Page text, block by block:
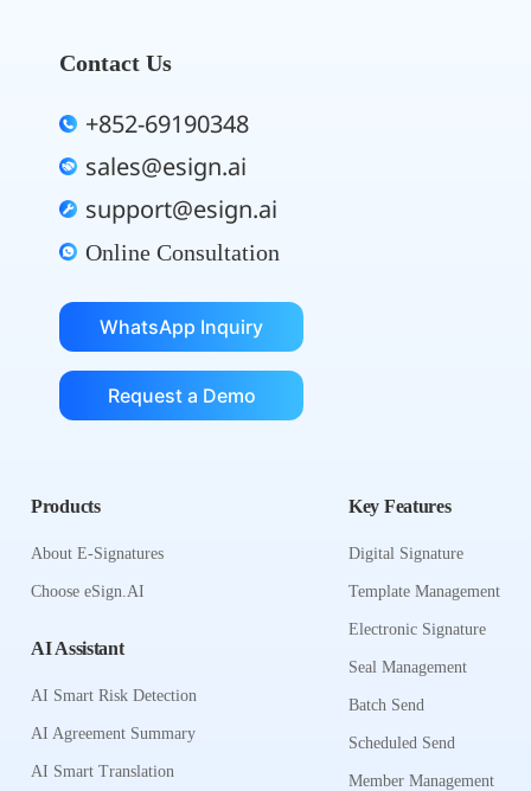
Contact Us
+852-69190348
sales@esign.ai
support@esign.ai
Online Consultation
WhatsApp Inquiry
Request a Demo
Products
About E-Signatures
Choose eSign.AI
AI Assistant
AI Smart Risk Detection
AI Agreement Summary
AI Smart Translation
Key Features
Digital Signature
Template Management
Electronic Signature
Seal Management
Batch Send
Scheduled Send
Member Management